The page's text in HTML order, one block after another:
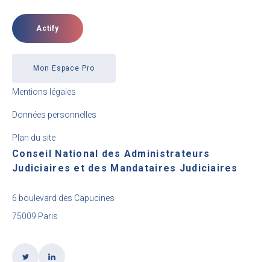
Actify
Mon Espace Pro
Mentions légales
Données personnelles
Plan du site
Conseil National des Administrateurs
Judiciaires et des Mandataires Judiciaires
6 boulevard des Capucines
75009 Paris